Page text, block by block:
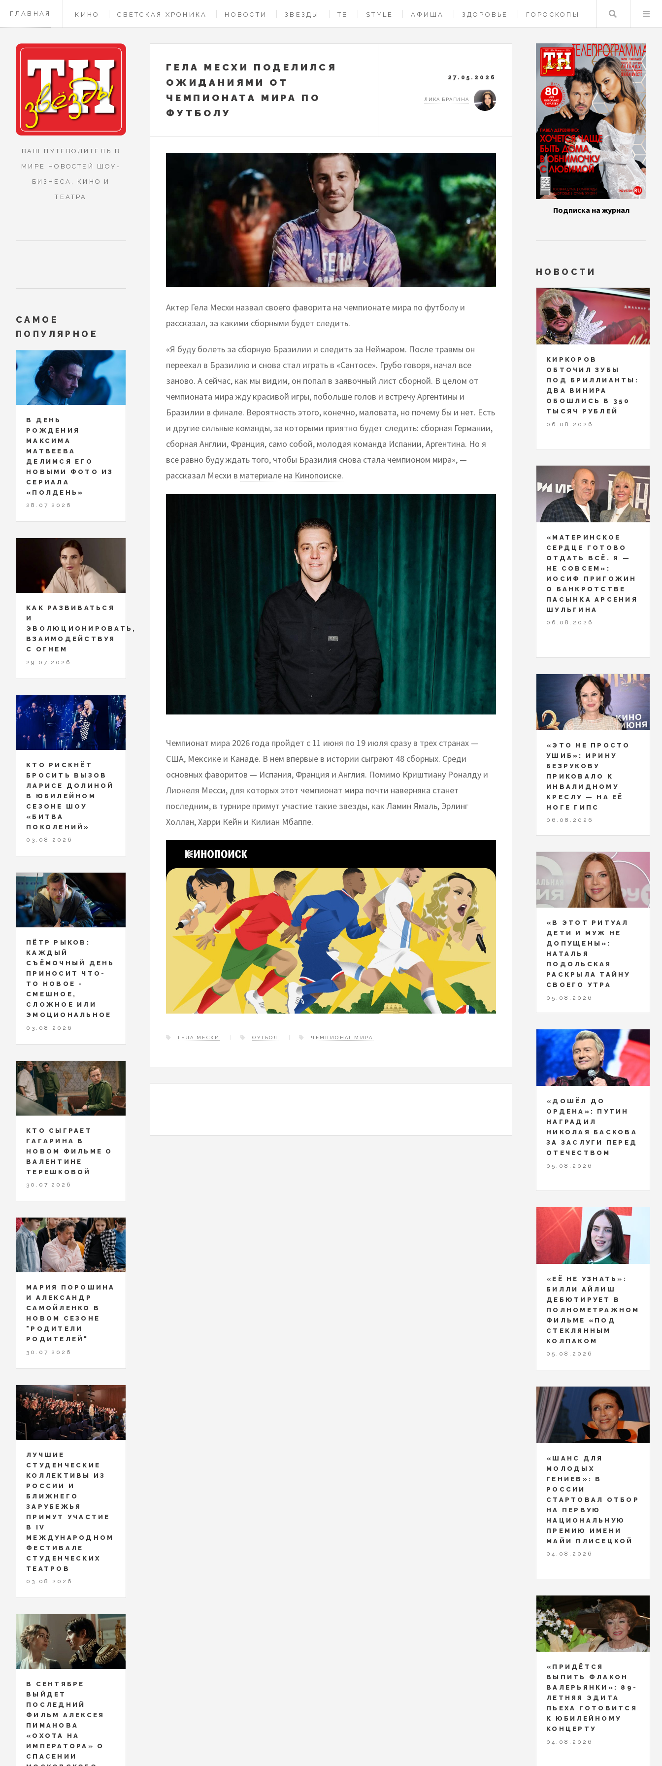
ГЛАВНАЯ КИНО СВЕТСКАЯ ХРОНИКА НОВОСТИ ЗВЕЗДЫ ТВ STYLE АФИША ЗДОРОВЬЕ ГОРОСКОПЫ
КОНТАКТЫ
Поиск
ГЕЛА МЕСХИ ПОДЕЛИЛСЯ
ОЖИДАНИЯМИ ОТ
ЧЕМПИОНАТА МИРА ПО
ФУТБОЛУ
27.05.2026
ЛИКА БРАГИНА
Актер Гела Месхи назвал своего фаворита на чемпионате мира по футболу и
рассказал, за какими сборными будет следить.
«Я буду болеть за сборную Бразилии и следить за Неймаром. После травмы он
переехал в Бразилию и снова стал играть в «Сантосе». Грубо говоря, начал все
заново. А сейчас, как мы видим, он попал в заявочный лист сборной. В целом от
чемпионата мира жду красивой игры, побольше голов и встречу Аргентины и
Бразилии в финале. Вероятность этого, конечно, маловата, но почему бы и нет. Есть
и другие сильные команды, за которыми приятно будет следить: сборная Германии,
сборная Англии, Франция, само собой, молодая команда Испании, Аргентина. Но я
все равно буду ждать того, чтобы Бразилия снова стала чемпионом мира», —
рассказал Месхи в материале на Кинопоиске.
Чемпионат мира 2026 года пройдет с 11 июня по 19 июля сразу в трех странах —
США, Мексике и Канаде. В нем впервые в истории сыграют 48 сборных. Среди
основных фаворитов — Испания, Франция и Англия. Помимо Криштиану Роналду и
Лионеля Месси, для которых этот чемпионат мира почти наверняка станет
последним, в турнире примут участие такие звезды, как Ламин Ямаль, Эрлинг
Холлан, Харри Кейн и Килиан Мбаппе.
ГЕЛА МЕСХИ ФУТБОЛ ЧЕМПИОНАТ МИРА
ВАШ ПУТЕВОДИТЕЛЬ В
МИРЕ НОВОСТЕЙ ШОУ-
БИЗНЕСА, КИНО И
ТЕАТРА
САМОЕ
ПОПУЛЯРНОЕ
В ДЕНЬ
РОЖДЕНИЯ
МАКСИМА
МАТВЕЕВА
ДЕЛИМСЯ ЕГО
НОВЫМИ ФОТО ИЗ
СЕРИАЛА
«ПОЛДЕНЬ»
28.07.2026
КАК РАЗВИВАТЬСЯ
И
ЭВОЛЮЦИОНИРОВАТЬ,
ВЗАИМОДЕЙСТВУЯ
С ОГНЕМ
29.07.2026
КТО РИСКНЁТ
БРОСИТЬ ВЫЗОВ
ЛАРИСЕ ДОЛИНОЙ
В ЮБИЛЕЙНОМ
СЕЗОНЕ ШОУ
«БИТВА
ПОКОЛЕНИЙ»
03.08.2026
ПЁТР РЫКОВ:
КАЖДЫЙ
СЪЁМОЧНЫЙ ДЕНЬ
ПРИНОСИТ ЧТО-
ТО НОВОЕ -
СМЕШНОЕ,
СЛОЖНОЕ ИЛИ
ЭМОЦИОНАЛЬНОЕ
03.08.2026
КТО СЫГРАЕТ
ГАГАРИНА В
НОВОМ ФИЛЬМЕ О
ВАЛЕНТИНЕ
ТЕРЕШКОВОЙ
30.07.2026
МАРИЯ ПОРОШИНА
И АЛЕКСАНДР
САМОЙЛЕНКО В
НОВОМ СЕЗОНЕ
"РОДИТЕЛИ
РОДИТЕЛЕЙ"
30.07.2026
ЛУЧШИЕ
СТУДЕНЧЕСКИЕ
КОЛЛЕКТИВЫ ИЗ
РОССИИ И
БЛИЖНЕГО
ЗАРУБЕЖЬЯ
ПРИМУТ УЧАСТИЕ
В IV
МЕЖДУНАРОДНОМ
ФЕСТИВАЛЕ
СТУДЕНЧЕСКИХ
ТЕАТРОВ
03.08.2026
В СЕНТЯБРЕ
ВЫЙДЕТ
ПОСЛЕДНИЙ
ФИЛЬМ АЛЕКСЕЯ
ПИМАНОВА
«ОХОТА НА
ИМПЕРАТОРА» О
СПАСЕНИИ
Подписка на журнал
НОВОСТИ
КИРКОРОВ
ОБТОЧИЛ ЗУБЫ
ПОД БРИЛЛИАНТЫ:
ДВА ВИНИРА
ОБОШЛИСЬ В 350
ТЫСЯЧ РУБЛЕЙ
06.08.2026
«МАТЕРИНСКОЕ
СЕРДЦЕ ГОТОВО
ОТДАТЬ ВСЁ. Я —
НЕ СОВСЕМ»:
ИОСИФ ПРИГОЖИН
О БАНКРОТСТВЕ
ПАСЫНКА АРСЕНИЯ
ШУЛЬГИНА
06.08.2026
«ЭТО НЕ ПРОСТО
УШИБ»: ИРИНУ
БЕЗРУКОВУ
ПРИКОВАЛО К
ИНВАЛИДНОМУ
КРЕСЛУ — НА ЕЁ
НОГЕ ГИПС
06.08.2026
«В ЭТОТ РИТУАЛ
ДЕТИ И МУЖ НЕ
ДОПУЩЕНЫ»:
НАТАЛЬЯ
ПОДОЛЬСКАЯ
РАСКРЫЛА ТАЙНУ
СВОЕГО УТРА
05.08.2026
«ДОШЁЛ ДО
ОРДЕНА»: ПУТИН
НАГРАДИЛ
НИКОЛАЯ БАСКОВА
ЗА ЗАСЛУГИ ПЕРЕД
ОТЕЧЕСТВОМ
05.08.2026
«ЕЁ НЕ УЗНАТЬ»:
БИЛЛИ АЙЛИШ
ДЕБЮТИРУЕТ В
ПОЛНОМЕТРАЖНОМ
ФИЛЬМЕ «ПОД
СТЕКЛЯННЫМ
КОЛПАКОМ
05.08.2026
«ШАНС ДЛЯ
МОЛОДЫХ
ГЕНИЕВ»: В
РОССИИ
СТАРТОВАЛ ОТБОР
НА ПЕРВУЮ
НАЦИОНАЛЬНУЮ
ПРЕМИЮ ИМЕНИ
МАЙИ ПЛИСЕЦКОЙ
04.08.2026
«ПРИДЁТСЯ
ВЫПИТЬ ФЛАКОН
ВАЛЕРЬЯНКИ»: 89-
ЛЕТНЯЯ ЭДИТА
ПЬЕХА ГОТОВИТСЯ
К ЮБИЛЕЙНОМУ
КОНЦЕРТУ
04.08.2026